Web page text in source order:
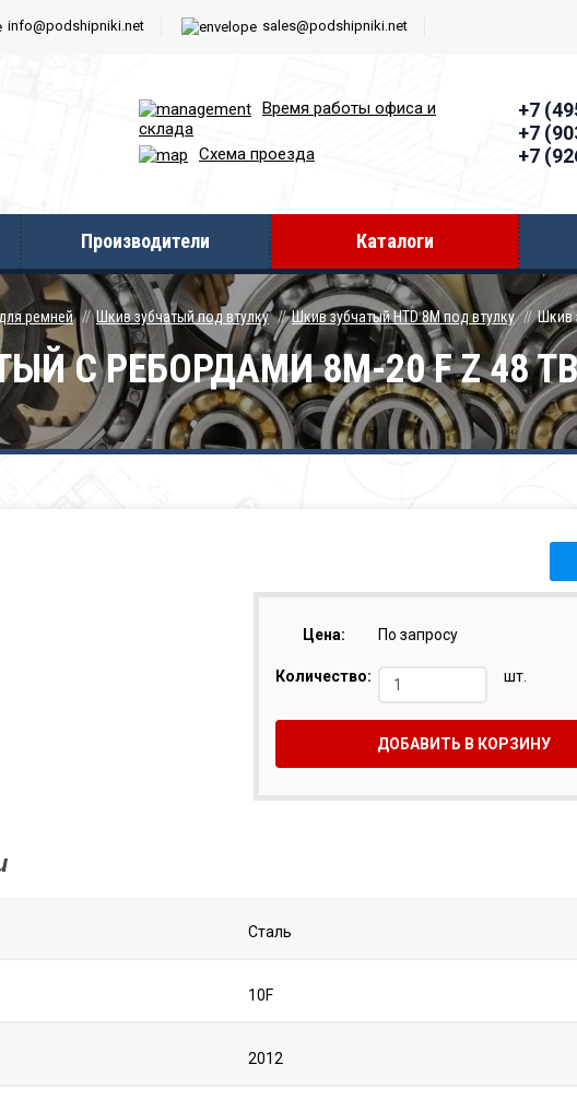
info@podshipniki.net sales@podshipniki.net
Время работы офиcа и
склада
Схема проезда
+7
+7
+7
Производители Каталоги
ремней Шкив зубчатый под втулку Шкив зубчатый HTD 8M под втулку Шкив
С РЕБОРДАМИ 8M-20 F Z 48
Цена: По запросу
Количество: шт.
ДОБАВИТЬ В КОРЗИНУ
Сталь
10F
2012